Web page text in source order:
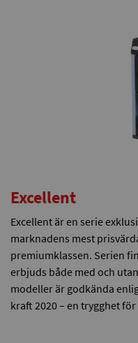
Excellent
Excellent är en serie
marknadens mest
premiumklassen. Serien
erbjuds både med och
modeller är godkända
kraft 2020 – en trygghet